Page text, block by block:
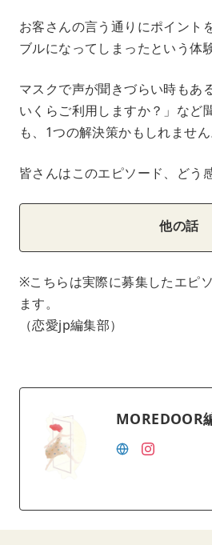
お客さんの言う通りにポイント
ブルになってしまったという体
マスクで声が聞きづらい時もあ
いくらご利用しますか？」など
も、1つの解決策かもしれません
皆さんはこのエピソード、どう
他の話
※こちらは実際に募集したエピ
ます。
（恋愛jp編集部）
MOREDOOR